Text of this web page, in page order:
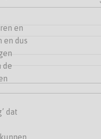
en
en dus
de
dat